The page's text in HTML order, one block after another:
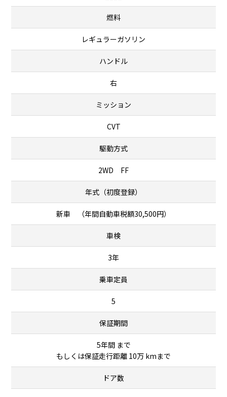
燃料
レギュラーガソリン
ハンドル
右
ミッション
CVT
駆動方式
2WD FF
年式（初度登録）
新車 （年間自動車税額30,500円）
車検
3年
乗車定員
5
保証期間
5年間 まで
もしくは保証走行距離 10万 kmまで
ドア数